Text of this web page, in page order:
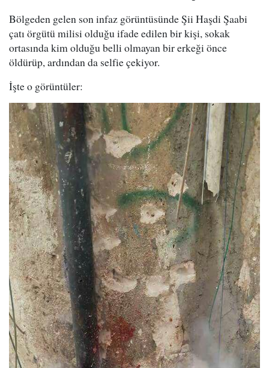
Bölgeden gelen son infaz görüntüsünde Şii Haşdi Şaabi
çatı örgütü milisi olduğu ifade edilen bir kişi, sokak
ortasında kim olduğu belli olmayan bir erkeği önce
öldürüp, ardından da selfie çekiyor.
İşte o görüntüler: